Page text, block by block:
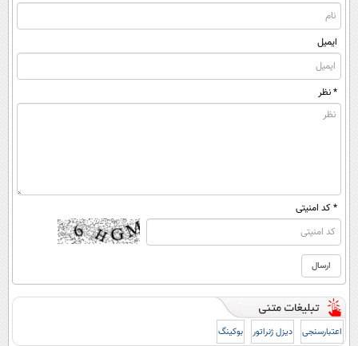
ایمیل
* نظر
* کد امنیتی
اعتبارسنجی دیزل ژنراتور بوکینگ